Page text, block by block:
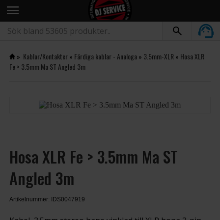
menu
» Kablar/Kontakter» Färdiga kablar - Analoga» 3.5mm-XLR » Hosa XLR
Fe > 3.5mm Ma ST Angled 3m
Hosa XLR Fe > 3.5mm Ma ST
Angled 3m
Artikelnummer: IDS0047919